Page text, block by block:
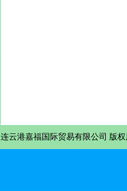
连云港嘉福国际贸易有限公司 版